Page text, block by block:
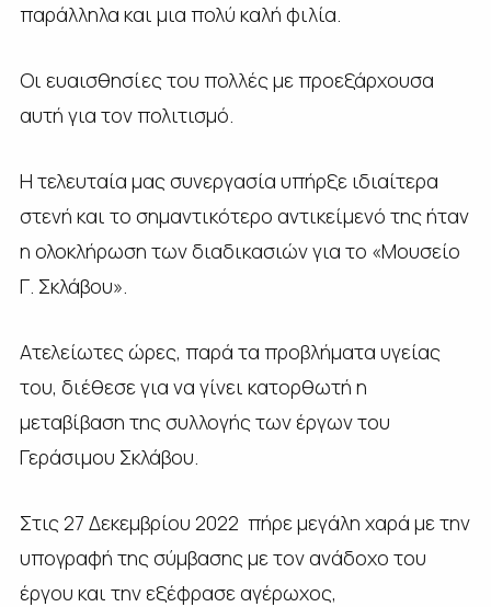
παράλληλα και μια πολύ καλή φιλία.
Οι ευαισθησίες του πολλές με προεξάρχουσα
αυτή για τον πολιτισμό.
Η τελευταία μας συνεργασία υπήρξε ιδιαίτερα
στενή και το σημαντικότερο αντικείμενό της ήταν
η ολοκλήρωση των διαδικασιών για το «Μουσείο
Γ. Σκλάβου».
Ατελείωτες ώρες, παρά τα προβλήματα υγείας
του, διέθεσε για να γίνει κατορθωτή η
μεταβίβαση της συλλογής των έργων του
Γεράσιμου Σκλάβου.
Στις 27 Δεκεμβρίου 2022 πήρε μεγάλη χαρά με την
υπογραφή της σύμβασης με τον ανάδοχο του
έργου και την εξέφρασε αγέρωχος,